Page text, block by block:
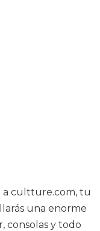
a cultture.com, tu
una enorme
consolas y todo